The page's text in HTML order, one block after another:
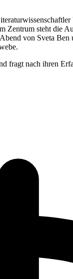
steht die
von Sveta Ben
fragt nach ihren